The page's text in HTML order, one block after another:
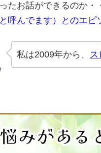
たお話ができるのか
呼んでます）とのエピ
私は2009年から、 ス